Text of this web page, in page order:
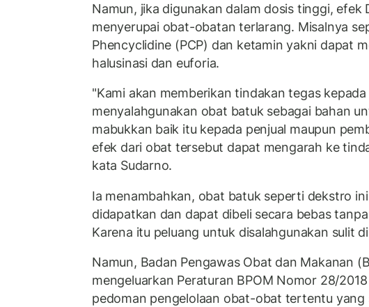
Namun, jika digunakan dalam dosis tinggi, efek
menyerupai obat-obatan terlarang. Misalnya
Phencyclidine (PCP) dan ketamin yakni dapat
halusinasi dan euforia.
"Kami akan memberikan tindakan tegas
menyalahgunakan obat batuk sebagai bahan
mabukkan baik itu kepada penjual maupun
efek dari obat tersebut dapat mengarah ke
kata Sudarno.
Ia menambahkan, obat batuk seperti dekstro
didapatkan dan dapat dibeli secara bebas
Karena itu peluang untuk disalahgunakan sulit
Namun, Badan Pengawas Obat dan Makanan
mengeluarkan Peraturan BPOM Nomor 28/
pedoman pengelolaan obat-obat tertentu yang